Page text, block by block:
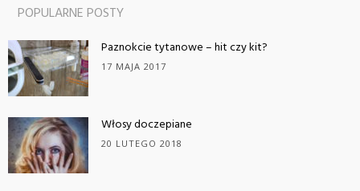
POPULARNE POSTY
Paznokcie tytanowe – hit czy kit?
17 MAJA 2017
Włosy doczepiane
20 LUTEGO 2018